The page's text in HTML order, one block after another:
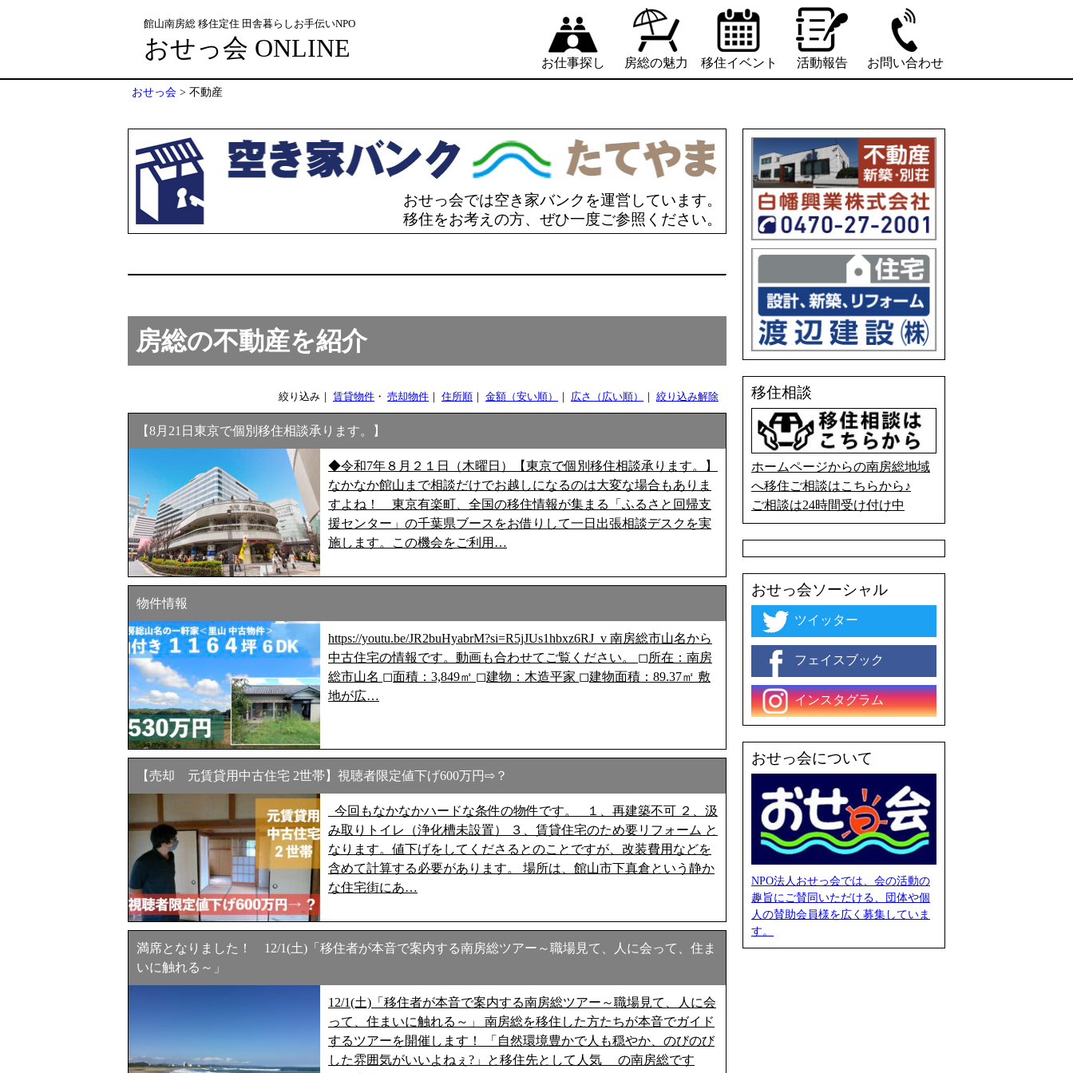
館山南房総 移住定住 田舎暮らしお手伝いNPO
おせっ会 ONLINE
お仕事探し 房総の魅力 移住イベント 活動報告 お問い合わせ
おせっ会 > 不動産
おせっ会では空き家バンクを運営しています。
移住をお考えの方、ぜひ一度ご参照ください。
房総の不動産を紹介
絞り込み｜ 賃貸物件 ・ 売却物件 ｜ 住所順 ｜ 金額（安い順） ｜ 広さ（広い順） ｜ 絞り込み解除
【8月21日東京で個別移住相談承ります。】
◆令和7年８月２１日（木曜日）【東京で個別移住相談承ります。】
なかなか館山まで相談だけでお越しになるのは大変な場合もありま
すよね！ 東京有楽町、全国の移住情報が集まる「ふるさと回帰支
援センター」の千葉県ブースをお借りして一日出張相談デスクを実
施します。この機会をご利用…
物件情報
https://youtu.be/JR2buHyabrM?si=R5jJUs1hbxz6RJ_v 南房総市山名から
中古住宅の情報です。動画も合わせてご覧ください。 ◻︎所在：南房
総市山名 ◻︎面積：3,849㎡ ◻︎建物：木造平家 ◻︎建物面積：89.37㎡ 敷
地が広…
【売却 元賃貸用中古住宅 2世帯】視聴者限定値下げ600万円⇨？
今回もなかなかハードな条件の物件です。 １、再建築不可 ２、汲
み取りトイレ（浄化槽未設置） ３、賃貸住宅のため要リフォーム と
なります。値下げをしてくださるとのことですが、改装費用などを
含めて計算する必要があります。 場所は、館山市下真倉という静か
な住宅街にあ…
満席となりました！ 12/1(土)「移住者が本音で案内する南房総ツアー～職場見て、人に会って、住ま
いに触れる～」
12/1(土)「移住者が本音で案内する南房総ツアー～職場見て、人に会
って、住まいに触れる～」 南房総を移住した方たちが本音でガイド
するツアーを開催します！ 「自然環境豊かで人も穏やか、のびのび
した雰囲気がいいよねぇ?」と移住先として人気 の南房総です
移住相談
ホームページからの南房総地域
へ移住ご相談はこちらから♪
ご相談は24時間受け付け中
おせっ会ソーシャル
ツイッター
フェイスブック
インスタグラム
おせっ会について
NPO法人おせっ会では、会の活動の
趣旨にご賛同いただける、団体や個
人の賛助会員様を広く募集していま
す。